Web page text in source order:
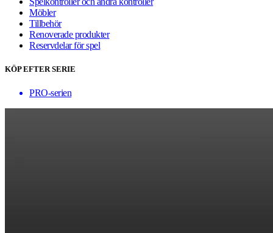
Möbler
Tillbehör
Renoverade produkter
Reservdelar för spel
KÖP EFTER SERIE
PRO-serien